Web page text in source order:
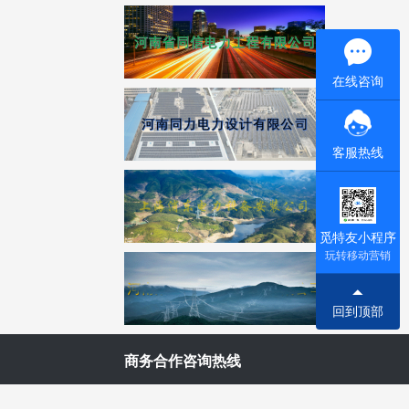
在线咨询
客服热线
觅特友小程序
玩转移动营销
回到顶部
商务合作咨询热线